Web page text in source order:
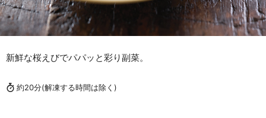
新鮮な桜えびでパパッと彩り副菜。
約20分(解凍する時間は除く)